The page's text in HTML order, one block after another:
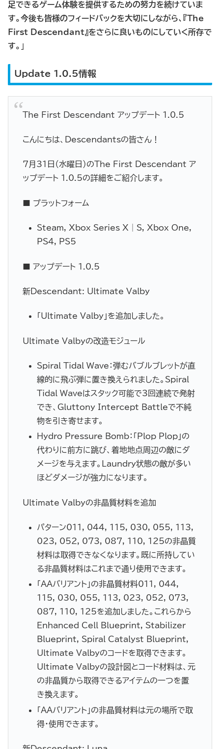
足できるゲーム体験を提供するための努力を続けていま
す。今後も皆様のフィードバックを大切にしながら、『The
First Descendant』をさらに良いものにしていく所存で
す。 」
Update 1.0.5情報
The First Descendant アップデート 1.0.5
こんにちは、Descendantsの皆さん！
7月31日（水曜日）のThe First Descendant ア
ップデート 1.0.5の詳細をご紹介します。
■ プラットフォーム
Steam, Xbox Series X│S, Xbox One,
PS4, PS5
■ アップデート 1.0.5
新Descendant: Ultimate Valby
「Ultimate Valby」を追加しました。
Ultimate Valbyの改造モジュール
Spiral Tidal Wave：弾むバブルブレットが直
線的に飛ぶ弾に置き換えられました。Spiral
Tidal Waveはスタック可能で3回連続で発射
でき、Gluttony Intercept Battleで不純
物を引き寄せます。
Hydro Pressure Bomb：「Plop Plop」の
代わりに前方に跳び、着地地点周辺の敵にダ
メージを与えます。Laundry状態の敵が多い
ほどダメージが強力になります。
Ultimate Valbyの非晶質材料を追加
パターン011, 044, 115, 030, 055, 113,
023, 052, 073, 087, 110, 125の非晶質
材料は取得できなくなります。既に所持してい
る非晶質材料はこれまで通り使用できます。
「AAバリアント」の非晶質材料011, 044,
115, 030, 055, 113, 023, 052, 073,
087, 110, 125を追加しました。これらから
Enhanced Cell Blueprint, Stabilizer
Blueprint, Spiral Catalyst Blueprint,
Ultimate Valbyのコードを取得できます。
Ultimate Valbyの設計図とコード材料は、元
の非晶質から取得できるアイテムの一つを置
き換えます。
「AAバリアント」の非晶質材料は元の場所で取
得・使用できます。